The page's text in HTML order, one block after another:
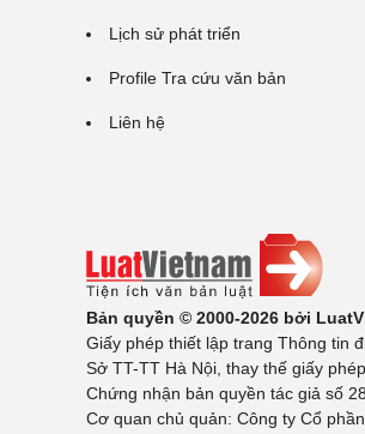
Lịch sử phát triển
Profile Tra cứu văn bản
Liên hệ
Bản quyền © 2000-2026 bởi
Giấy phép thiết lập trang Thông tin
Sở TT-TT Hà Nội, thay thế giấy
Chứng nhận bản quyền tác giả số
Cơ quan chủ quản: Công ty Cổ